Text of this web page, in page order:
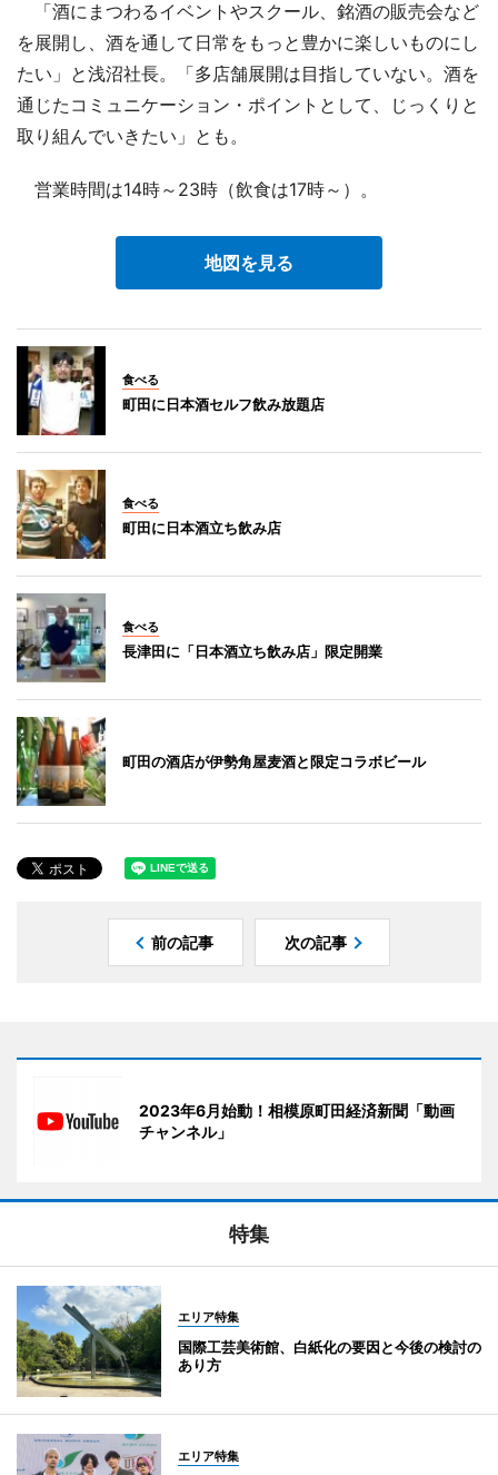
「酒にまつわるイベントやスクール、銘酒の販売会など
を展開し、酒を通して日常をもっと豊かに楽しいものにし
たい」と浅沼社長。「多店舗展開は目指していない。酒を
通じたコミュニケーション・ポイントとして、じっくりと
取り組んでいきたい」とも。
営業時間は14時～23時（飲食は17時～）。
地図を見る
食べる
町田に日本酒セルフ飲み放題店
食べる
町田に日本酒立ち飲み店
食べる
長津田に「日本酒立ち飲み店」限定開業
町田の酒店が伊勢角屋麦酒と限定コラボビール
前の記事 次の記事
2023年6月始動！相模原町田経済新聞「動画
チャンネル」
特集
エリア特集
国際工芸美術館、白紙化の要因と今後の検討の
あり方
エリア特集